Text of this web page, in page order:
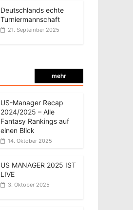
Deutschlands echte
Turniermannschaft
21. September 2025
mehr
US-Manager Recap
2024/2025 – Alle
Fantasy Rankings auf
einen Blick
14. Oktober 2025
US MANAGER 2025 IST
LIVE
3. Oktober 2025